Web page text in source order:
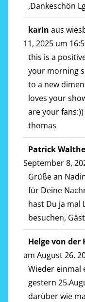
,Dankeschön
karin aus
11, 2025 um
this is a
your morning
to a new
loves your
are your
thomas
Patrick
September 8,
Grüße an
für Deine
hast Du ja mal
besuchen,
Helge von der
am August 26,
Wieder einmal
gestern
darüber wie